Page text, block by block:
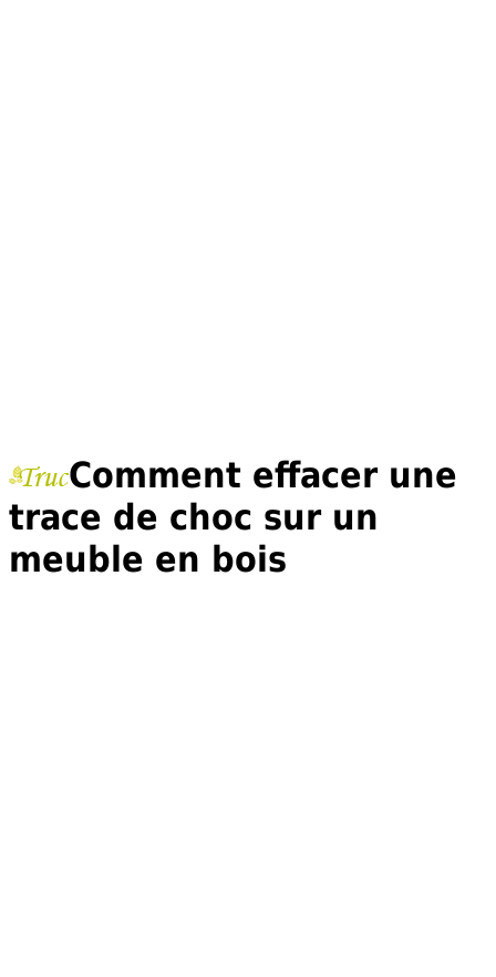
Comment effacer une
trace de choc sur un
meuble en bois